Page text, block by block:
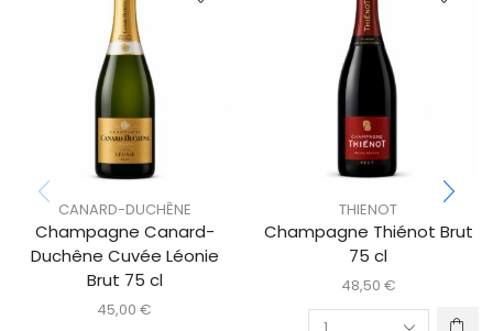
CANARD-DUCHÊNE
Champagne Canard-
Duchêne Cuvée Léonie
Brut 75 cl
45,00€
THIENOT
Champagne Thiénot Brut
75 cl
48,50 €